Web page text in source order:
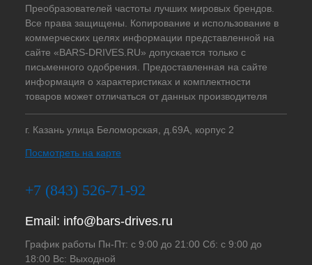
Преобразователей частоты лучших мировых брендов.
Все права защищены. Копирование и использование в
коммерческих целях информации представленной на
сайте «BARS-DRIVES.RU» допускается только с
письменного одобрения. Предоставленная на сайте
информация о характеристиках и комплектности
товаров может отличаться от данных производителя
г. Казань улица Беломорская, д.69А, корпус 2
Посмотреть на карте
+7 (843) 526-71-92
Email: info@bars-drives.ru
График работы Пн-Пт: с 9:00 до 21:00 Сб: с 9:00 до
18:00 Вс: Выходной